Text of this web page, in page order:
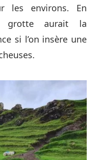
les environs. En
grotte aurait la
si l’on insère une